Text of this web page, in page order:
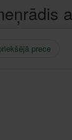
prece